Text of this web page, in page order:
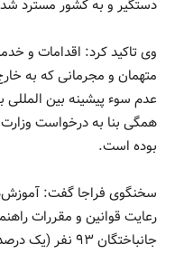
دستگیر و به کشور مسترد
وی تاکید کرد: اقدامات و
متهمان و مجرمانی که به
عدم سوء پیشینه بین المللی
بوده است.
سخنگوی فراجا گفت:
رعایت قوانین و مقررات
جانباختگان ۹۳